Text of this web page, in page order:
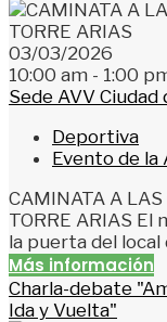
03/03/2026
10:00 am - 1:00
Sede AVV Ciudad
Deportiva
Evento de la
CAMINATA A LAS
TORRE ARIAS El
la puerta del local
Más información
Charla-debate
Ida y Vuelta"